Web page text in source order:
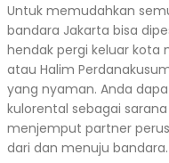
Untuk memudahkan
bandara Jakarta bisa
hendak pergi keluar kota
atau Halim
yang nyaman. Anda
kulorental sebagai
menjemput partner
dari dan menuju bandara.